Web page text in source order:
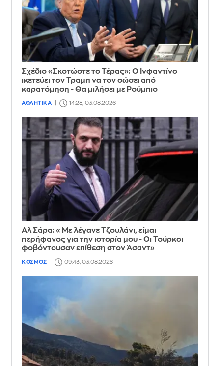
Σχέδιο «Σκοτώστε το Τέρας»: Ο Ινφαντίνο
ικετεύει τον Τραμπ να τον σώσει από
καρατόμηση - Θα μιλήσει με Ρούμπιο
ΑΘΛΗΤΙΚΑ 14:28, 03.08.2026
Αλ Σάρα: «Με λέγανε Τζουλάνι, είμαι
περήφανος για την ιστορία μου - Οι Τούρκοι
φοβόντουσαν επίθεση στον Άσαντ»
ΚΟΣΜΟΣ 09:43, 03.08.2026